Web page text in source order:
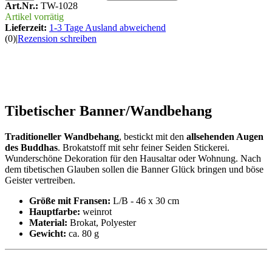
Art.Nr.: TW-1028
Artikel vorrätig
Lieferzeit: 1-3 Tage Ausland abweichend
(0)|Rezension schreiben
Tibetischer Banner/Wandbehang
Traditioneller Wandbehang, bestickt mit den allsehenden Augen
des Buddhas. Brokatstoff mit sehr feiner Seiden Stickerei.
Wunderschöne Dekoration für den Hausaltar oder Wohnung. Nach
dem tibetischen Glauben sollen die Banner Glück bringen und böse
Geister vertreiben.
Größe mit Fransen: L/B - 46 x 30 cm
Hauptfarbe: weinrot
Material: Brokat, Polyester
Gewicht: ca. 80 g